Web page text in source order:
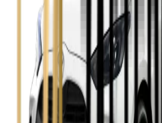
Seat Leon
Skoda Fabia
Zobacz